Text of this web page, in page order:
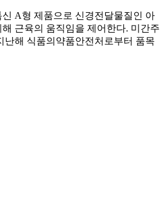
A형 제품으로 신경전달물질인 아
근육의 움직임을 제어한다. 미간주
난해 식품의약품안전처로부터 품목